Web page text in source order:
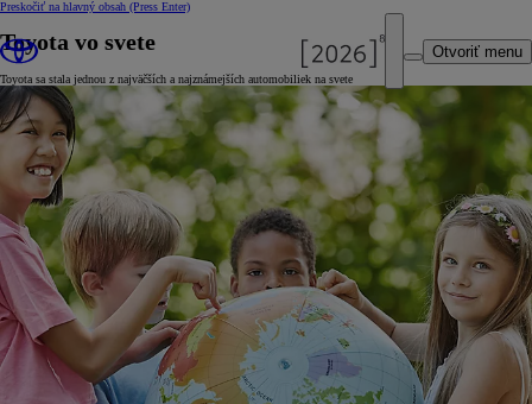
Preskočiť na hlavný obsah (Press Enter)
Otvoriť menu
Toyota vo svete
Toyota sa stala jednou z najväčších a najznámejších automobiliek na svete